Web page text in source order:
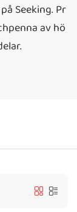
Seeking. Pr
av hö